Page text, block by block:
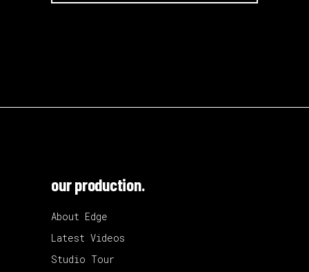
our production.
About Edge
Latest Videos
Studio Tour